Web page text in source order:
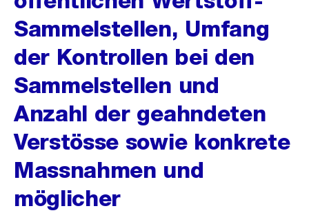
Sammelstellen, Umfang
der Kontrollen bei den
Sammelstellen und
Anzahl der geahndeten
Verstösse sowie konkrete
Massnahmen und
möglicher